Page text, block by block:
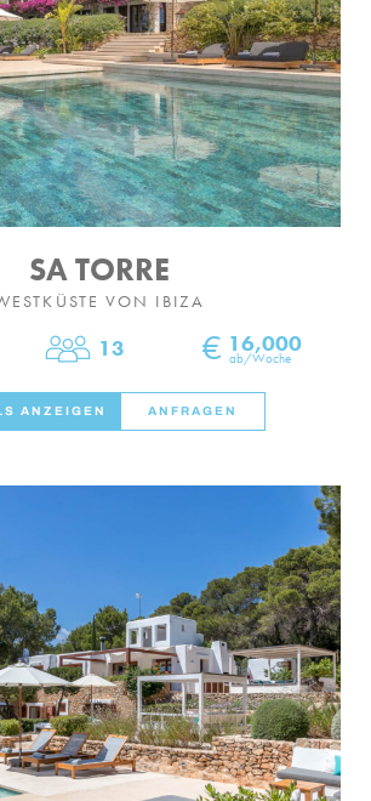
SA TORRE
VON IBIZA
Personen
13 € 16,000
ab/Woche
ANZEIGEN ANFRAGEN